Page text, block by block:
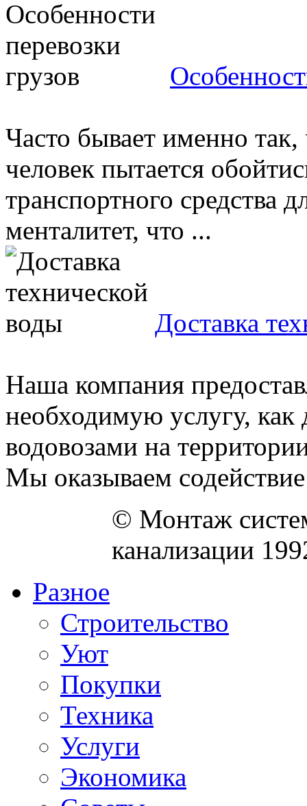
Часто бывает именно
человек пытается
транспортного средства
менталитет, что ...
Доставка
Наша компания
необходимую услугу, как
водовозами на
Мы оказываем
© Монтаж
канализации
Разное
Строительство
Уют
Покупки
Техника
Услуги
Экономика